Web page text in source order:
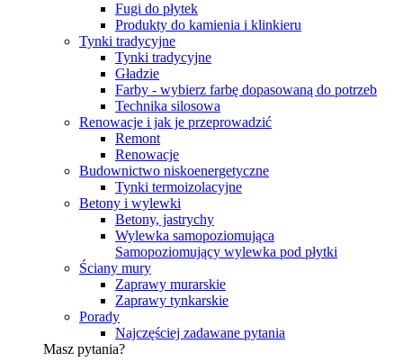
Fugi do płytek
Produkty do kamienia i klinkieru
Tynki tradycyjne
Tynki tradycyjne
Gładzie
Farby - wybierz farbę dopasowaną do potrzeb
Technika silosowa
Renowacje i jak je przeprowadzić
Remont
Renowacje
Budownictwo niskoenergetyczne
Tynki termoizolacyjne
Betony i wylewki
Betony, jastrychy
Wylewka samopoziomująca
Samopoziomujący wylewka pod płytki
Ściany mury
Zaprawy murarskie
Zaprawy tynkarskie
Porady
Najczęściej zadawane pytania
Masz pytania?